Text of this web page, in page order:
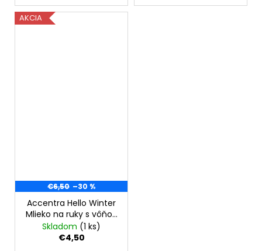
AKCIA
€6,50 –30 %
Accentra Hello Winter
Mlieko na ruky s vôňou
mrazených brusníc,
290 ml
Skladom (1 ks)
€4,50